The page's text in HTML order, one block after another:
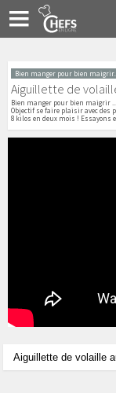
Bien manger pour bien maigrir...
Aiguillette de
Bien manger pour bien maigrir ...
Objectif se faire plaisir avec des
8 kilos en deux mois ! Essayons